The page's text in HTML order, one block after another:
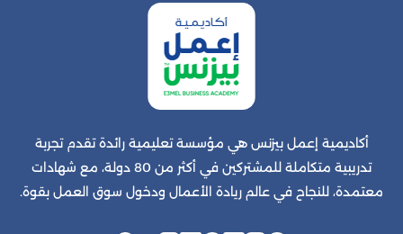
أكاديمية إعمل بيزنس هي مؤسسة تعليمية رائدة تقدم تجربة
تدريبية متكاملة للمشتركين في أكثر من 80 دولة، مع شهادات
معتمدة، للنجاح في عالم ريادة الأعمال ودخول سوق العمل بقوة.